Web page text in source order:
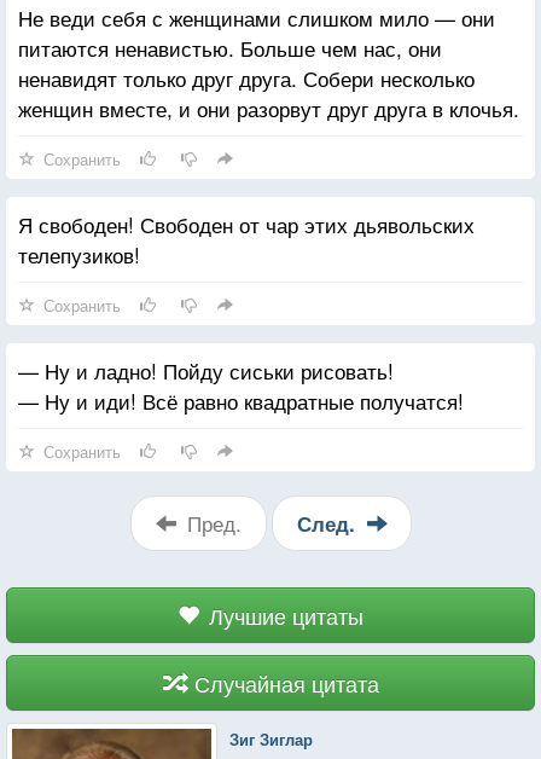
Не веди себя с женщинами слишком мило — они
питаются ненавистью. Больше чем нас, они
ненавидят только друг друга. Собери несколько
женщин вместе, и они разорвут друг друга в клочья.
Сохранить
Я свободен! Свободен от чар этих дьявольских
телепузиков!
Сохранить
— Ну и ладно! Пойду сиськи рисовать!
— Ну и иди! Всё равно квадратные получатся!
Сохранить
Пред. След.
Лучшие цитаты
Случайная цитата
Зиг Зиглар